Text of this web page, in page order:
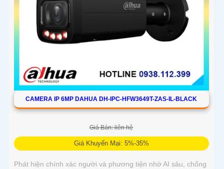
CAMERA IP 6MP DAHUA DH-IPC-HFW3649T-ZAS-IL-BLACK
Giá Bán: liên hệ
Giá Khuyến Mại: 5%-35%
Phát hiện chính xác người và phương tiện nhờ AI sâu, chống